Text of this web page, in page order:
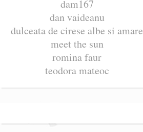
dam167
dan vaideanu
dulceata de cirese albe si amare
meet the sun
romina faur
teodora mateoc